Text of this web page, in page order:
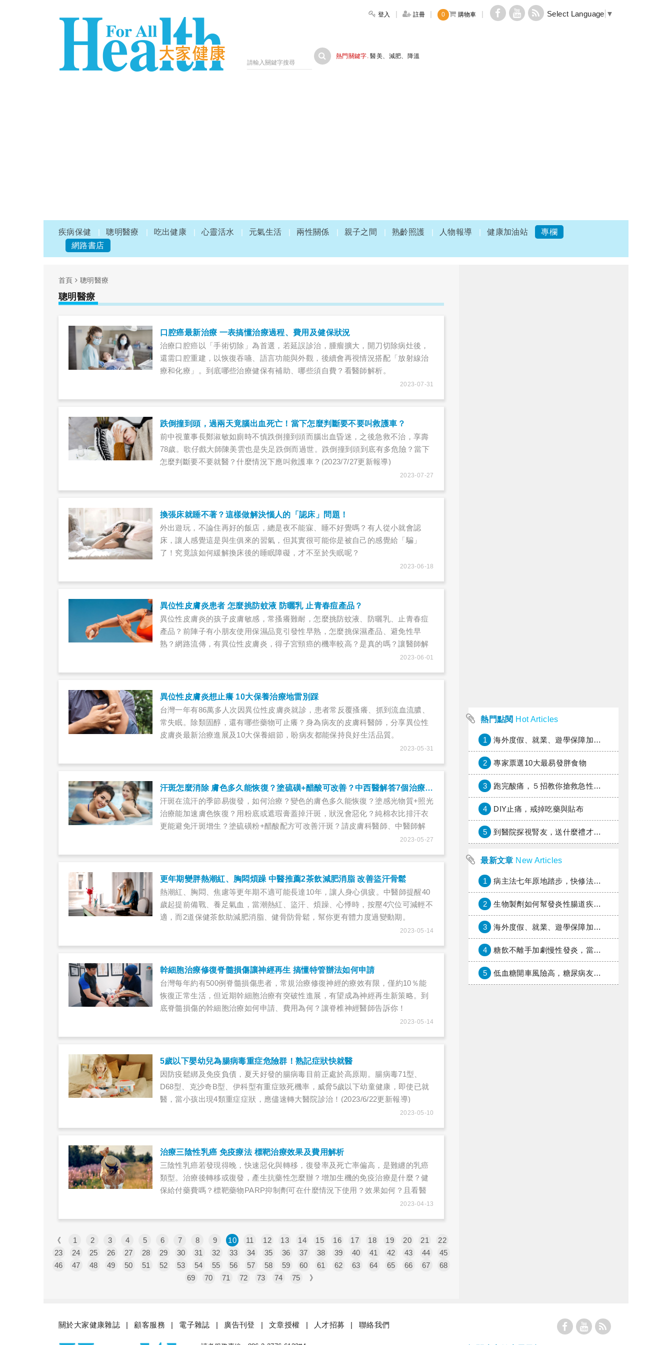
登入 註冊 0 購物車 Select Language ▼
熱門關鍵字. 醫美、 減肥、 降溫
疾病保健 聰明醫療 吃出健康 心靈活水 元氣生活 兩性關係 親子之間 熟齡照護 人物報導 健康加油站
專欄
網路書店
首頁 聰明醫療
聰明醫療
口腔癌最新治療 一表搞懂治療過程、費用及健保狀況
治療口腔癌以「手術切除」為首選，若延誤診治，腫瘤擴大，開刀切除病灶後，
還需口腔重建，以恢復吞嚥、語言功能與外觀，後續會再視情況搭配「放射線治
療和化療」。到底哪些治療健保有補助、哪些須自費？看醫師解析。
2023-07-31
跌倒撞到頭，過兩天竟腦出血死亡！當下怎麼判斷要不要叫救護車？
前中視董事長鄭淑敏如廁時不慎跌倒撞到頭而腦出血昏迷，之後急救不治，享壽
78歲。歌仔戲大師陳美雲也是失足跌倒而過世。跌倒撞到頭到底有多危險？當下
怎麼判斷要不要就醫？什麼情況下應叫救護車？(2023/7/27更新報導)
2023-07-27
換張床就睡不著？這樣做解決惱人的「認床」問題！
外出遊玩，不論住再好的飯店，總是夜不能寐、睡不好覺嗎？有人從小就會認
床，讓人感覺這是與生俱來的習氣，但其實很可能你是被自己的感覺給「騙」
了！究竟該如何緩解換床後的睡眠障礙，才不至於失眠呢？
2023-06-18
異位性皮膚炎患者 怎麼挑防蚊液 防曬乳 止青春痘產品？
異位性皮膚炎的孩子皮膚敏感，常搔癢難耐，怎麼挑防蚊液、防曬乳、止青春痘
產品？前陣子有小朋友使用保濕品竟引發性早熟，怎麼挑保濕產品、避免性早
熟？網路流傳，有異位性皮膚炎，得子宮頸癌的機率較高？是真的嗎？讓醫師解
2023-06-01
異位性皮膚炎想止癢 10大保養治療地雷別踩
台灣一年有86萬多人次因異位性皮膚炎就診，患者常反覆搔癢、抓到流血流膿、
常失眠。除類固醇，還有哪些藥物可止癢？身為病友的皮膚科醫師，分享異位性
皮膚炎最新治療進展及10大保養細節，盼病友都能保持良好生活品質。
2023-05-31
汗斑怎麼消除 膚色多久能恢復？塗硫磺+醋酸可改善？中西醫解答7個治療疑問
汗斑在流汗的季節易復發，如何治療？變色的膚色多久能恢復？塗感光物質+照光
治療能加速膚色恢復？用粉底或遮瑕膏蓋掉汗斑，狀況會惡化？純棉衣比排汗衣
更能避免汗斑增生？塗硫磺粉+醋酸配方可改善汗斑？請皮膚科醫師、中醫師解
2023-05-27
更年期變胖熱潮紅、胸悶煩躁 中醫推薦2茶飲減肥消脂 改善盜汗骨鬆
熱潮紅、胸悶、焦慮等更年期不適可能長達10年，讓人身心俱疲。中醫師提醒40
歲起提前備戰、養足氣血，當潮熱紅、盜汗、煩躁、心悸時，按壓4穴位可減輕不
適，而2道保健茶飲助減肥消脂、健骨防骨鬆，幫你更有體力度過變動期。
2023-05-14
幹細胞治療修復脊髓損傷讓神經再生 搞懂特管辦法如何申請
台灣每年約有500例脊髓損傷患者，常規治療修復神經的療效有限，僅約10％能
恢復正常生活，但近期幹細胞治療有突破性進展，有望成為神經再生新策略。到
底脊髓損傷的幹細胞治療如何申請、費用為何？讓脊椎神經醫師告訴你！
2023-05-14
​5歲以下嬰幼兒為腸病毒重症危險群！熟記症狀快就醫
因防疫鬆綁及免疫負債，夏天好發的腸病毒目前正處於高原期。腸病毒71型、
D68型、克沙奇B型、伊科型有重症致死機率，威脅5歲以下幼童健康，即使已就
醫，當小孩出現4類重症症狀，應儘速轉大醫院診治！(2023/6/22更新報導)
2023-05-10
治療三陰性乳癌 免疫療法 標靶治療效果及費用解析
三陰性乳癌若發現得晚，快速惡化與轉移，復發率及死亡率偏高，是難纏的乳癌
類型。治療後轉移或復發，產生抗藥性怎麼辦？增加生機的免疫治療是什麼？健
保給付藥費嗎？標靶藥物PARP抑制劑可在什麼情況下使用？效果如何？且看醫
2023-04-13
《 1 2 3 4 5 6 7 8 9 10 11 12 13 14 15 16 17 18 19 20 21
22
23
24 25 26 27 28 29 30 31 32 33 34 35 36 37 38 39 40 41 42 43 44
45
46
47 48 49 50 51 52 53 54 55 56 57 58 59 60 61 62 63 64 65 66 67
68
69
70 71 72 73 74 75 》
熱門點閱 Hot Articles
1 海外度假、就業、遊學保障加倍，富邦產險「一期逐夢」專案加碼遠距醫療與緊急救援
2 專家票選10大最易發胖食物
3 跑完酸痛，５招教你搶救急性疼痛
4 DIY止痛，戒掉吃藥與貼布
5 到醫院探視腎友，送什麼禮才好？
最新文章 New Articles
1 病主法七年原地踏步，快修法讓病人自主決定善終
2 生物製劑如何幫發炎性腸道疾病患者抗潰瘍？治療進展與健保給付困境一次看
3 海外度假、就業、遊學保障加倍，富邦產險「一期逐夢」專案加碼遠距醫療與緊急救援
4 糖飲不離手加劇慢性發炎，當心老化與慢性病提早報到
5 低血糖開車風險高，糖尿病友上路必學的安全守則
關於大家健康雜誌 顧客服務 電子雜誌 廣告刊登 文章授權 人才招募 聯絡我們